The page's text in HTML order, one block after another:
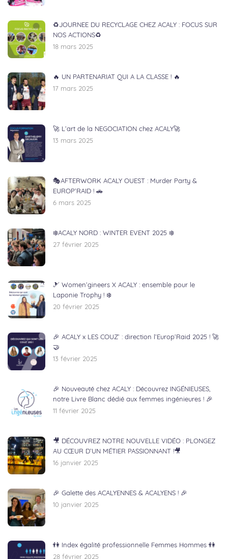
♻️JOURNEE DU RECYCLAGE CHEZ ACALY : FOCUS SUR
NOS ACTIONS♻️
18 mars 2025
🔥 UN PARTENARIAT QUI A LA CLASSE ! 🔥
17 mars 2025
🚀 L’art de la NEGOCIATION chez ACALY🚀
13 mars 2025
🎭AFTERWORK ACALY OUEST : Murder Party &
EUROP’RAID ! 🚗
6 mars 2025
❄️ACALY NORD : WINTER EVENT 2025 ❄️
27 février 2025
🎿 Women’gineers X ACALY : ensemble pour le
Laponie Trophy ! ❄️
20 février 2025
🎉 ACALY x LES COUZ’ : direction l’Europ’Raid 2025 ! 🚀
🤝
13 février 2025
🎉 Nouveauté chez ACALY : Découvrez INGÉNIEUSES,
notre Livre Blanc dédié aux femmes ingénieures ! 🎉
11 février 2025
🎥 DÉCOUVREZ NOTRE NOUVELLE VIDÉO : PLONGEZ
AU CŒUR D’UN MÉTIER PASSIONNANT !🎥
16 janvier 2025
🎉 Galette des ACALYENNES & ACALYENS ! 🎉
10 janvier 2025
👫 Index égalité professionnelle Femmes Hommes 👫
28 février 2025